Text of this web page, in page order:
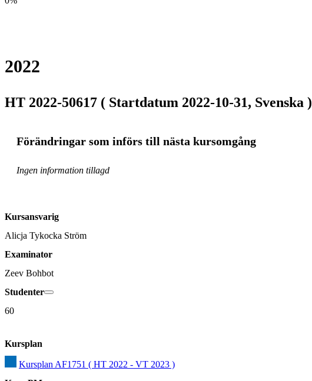
2022
HT 2022-50617 ( Startdatum 2022-10-31, Svenska )
Förändringar som införs till nästa kursomgång
Ingen information tillagd
Kursansvarig
Alicja Tykocka Ström
Examinator
Zeev Bohbot
Studenter
60
Kursplan
Kursplan AF1751 ( HT 2022 - VT 2023 )